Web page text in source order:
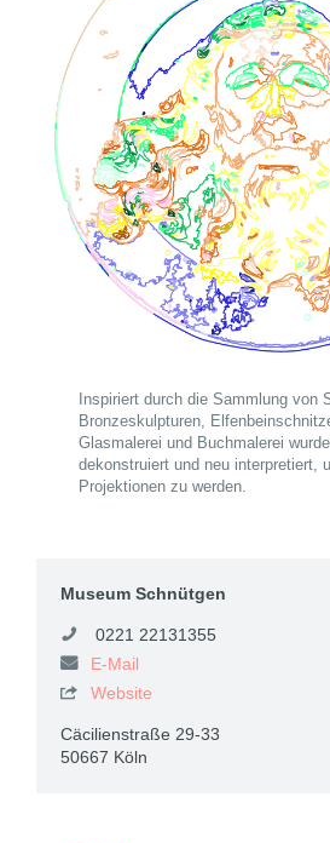
Inspiriert durch die Sammlung von
Bronzeskulpturen,
Glasmalerei und Buchmalerei
dekonstruiert und neu interpretiert,
Projektionen zu werden.
Museum Schnütgen
0221 22131355
E-Mail
 Website
Cäcilienstraße 29-33
50667 Köln